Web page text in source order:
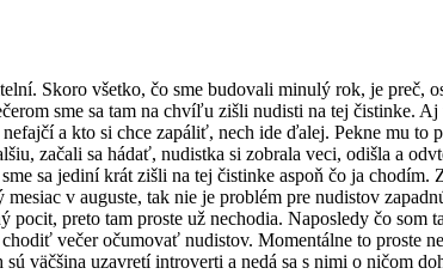
Skoro všetko, čo sme budovali minulý rok, je preč,
sme sa tam na chvíľu zišli nudisti na tej čistinke.
a kto si chce zapáliť, nech ide ďalej. Pekne mu to
začali sa hádať, nudistka si zobrala veci, odišla a
sa jediní krát zišli na tej čistinke aspoň čo ja
v auguste, tak nie je problém pre nudistov
preto tam proste už nechodia. Naposledy čo som
večer očumovať nudistov. Momentálne to proste
väčšina uzavretí introverti a nedá sa s nimi o ničom